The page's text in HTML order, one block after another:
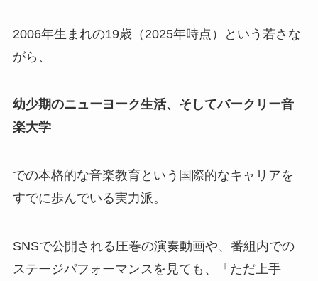
2006年生まれの19歳（2025年時点）という若さな
がら、
幼少期のニューヨーク生活、そしてバークリー音
楽大学
での本格的な音楽教育という国際的なキャリアを
すでに歩んでいる実力派。
SNSで公開される圧巻の演奏動画や、番組内での
ステージパフォーマンスを見ても、「ただ上手